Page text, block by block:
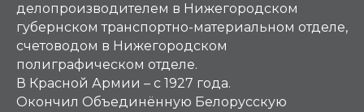
делопроизводителем в Нижегородском
губернском транспортно-материальном отделе,
счетоводом в Нижегородском
полиграфическом отделе.
В Красной Армии – с 1927 года.
Окончил Объединённую Белорусскую